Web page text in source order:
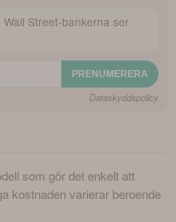
Street-bankerna ser
Dataskyddspolicy
som gör det enkelt att
kostnaden varierar beroende